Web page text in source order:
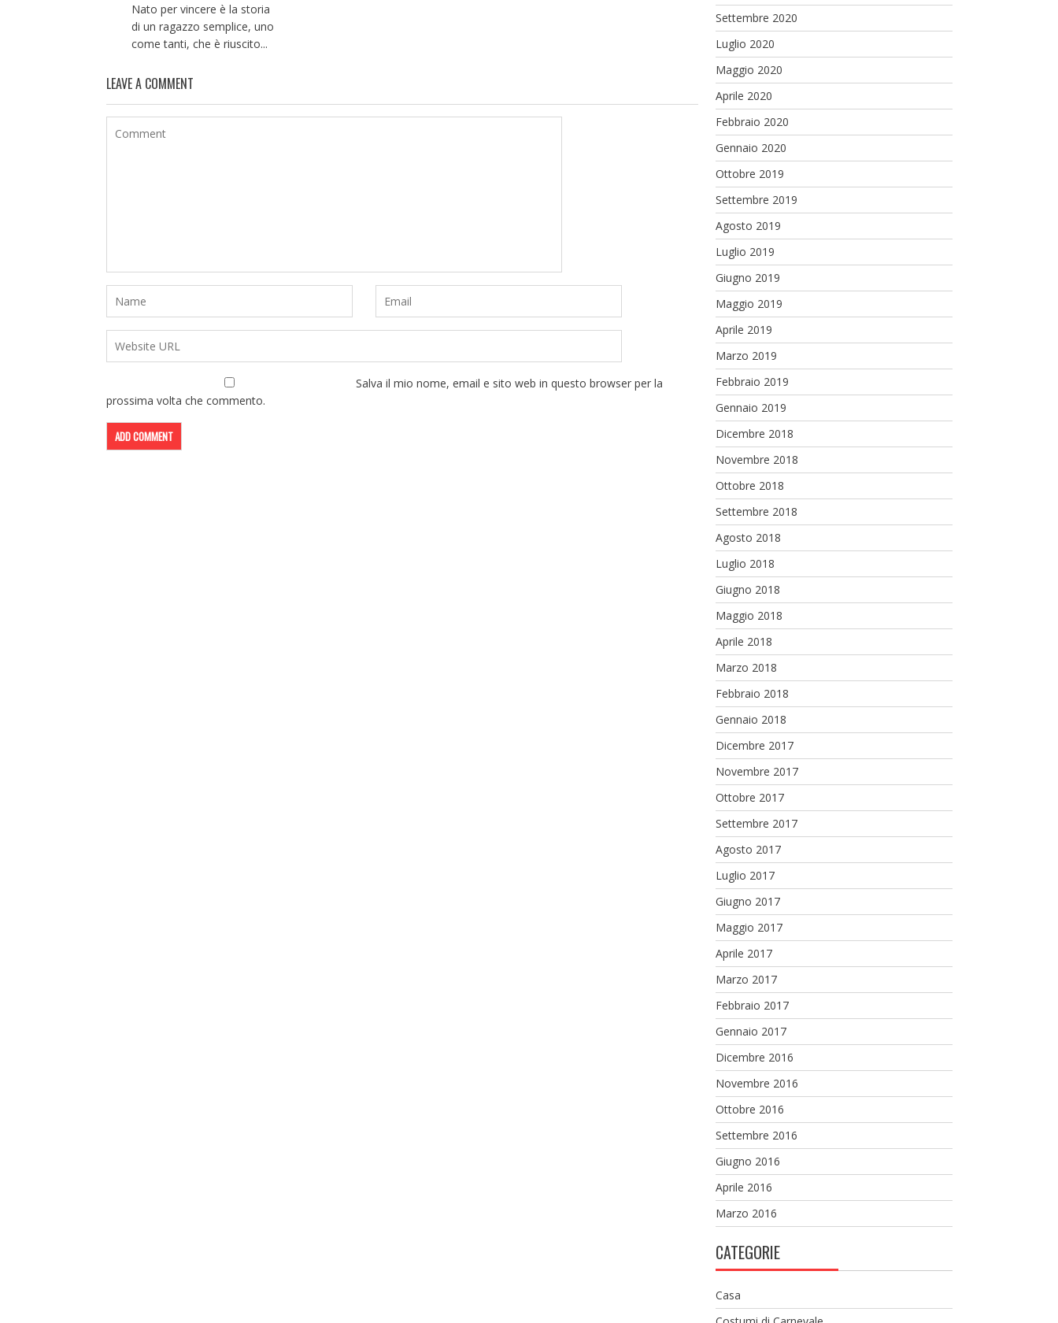
Nato per vincere è la storia
di un ragazzo semplice, uno
come tanti, che è riuscito...
LEAVE A COMMENT
Salva il mio nome, email e sito web in questo browser per la
prossima volta che commento.
Settembre 2020
Luglio 2020
Maggio 2020
Aprile 2020
Febbraio 2020
Gennaio 2020
Ottobre 2019
Settembre 2019
Agosto 2019
Luglio 2019
Giugno 2019
Maggio 2019
Aprile 2019
Marzo 2019
Febbraio 2019
Gennaio 2019
Dicembre 2018
Novembre 2018
Ottobre 2018
Settembre 2018
Agosto 2018
Luglio 2018
Giugno 2018
Maggio 2018
Aprile 2018
Marzo 2018
Febbraio 2018
Gennaio 2018
Dicembre 2017
Novembre 2017
Ottobre 2017
Settembre 2017
Agosto 2017
Luglio 2017
Giugno 2017
Maggio 2017
Aprile 2017
Marzo 2017
Febbraio 2017
Gennaio 2017
Dicembre 2016
Novembre 2016
Ottobre 2016
Settembre 2016
Giugno 2016
Aprile 2016
Marzo 2016
CATEGORIE
Casa